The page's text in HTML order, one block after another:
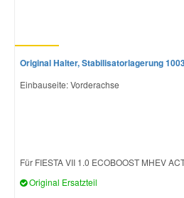
Original Halter, Stabilisatorlagerung
Einbauseite: Vorderachse
Für FIESTA VII 1.0 ECOBOOST MHEV
Original Ersatzteil
Nissan Ersatzteile